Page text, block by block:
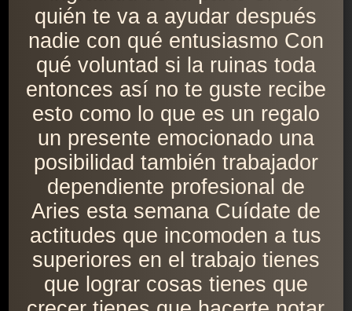
quién te va a ayudar después
nadie con qué entusiasmo Con
qué voluntad si la ruinas toda
entonces así no te guste recibe
esto como lo que es un regalo
un presente emocionado una
posibilidad también trabajador
dependiente profesional de
Aries esta semana Cuídate de
actitudes que incomoden a tus
superiores en el trabajo tienes
que lograr cosas tienes que